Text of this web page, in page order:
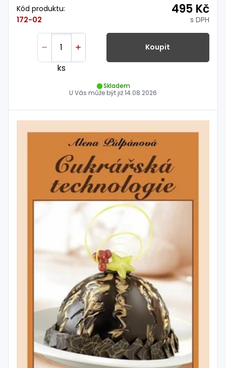
Kód produktu:
172-02
495 Kč
s DPH
ks
Koupit
Skladem
U Vás může být již14.08.2026